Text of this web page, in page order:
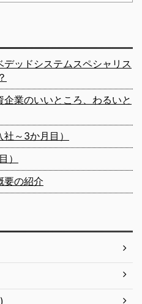
ッドシステムスペシャリス
業のいいところ、わるいと
～3か月目）
）
要の紹介